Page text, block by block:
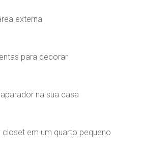
externa
para decorar
na sua casa
em um quarto pequeno